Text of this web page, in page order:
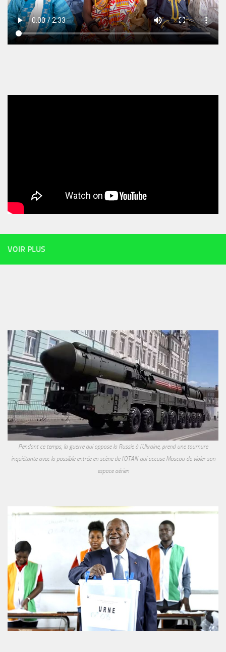
VOIR PLUS
Pendant ce temps, la guerre qui oppose la Russie à l'Ukraine, prend une tournure
inquiétante avec la possible entrée en scène de l'OTAN qui accuse Moscou de violer son
espace aérien